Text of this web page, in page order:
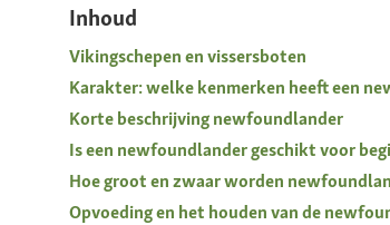
Inhoud
Vikingschepen en vissersboten
Karakter: welke kenmerken heeft een
Korte beschrijving newfoundlander
Is een newfoundlander geschikt voor
Hoe groot en zwaar worden
Opvoeding en het houden van de